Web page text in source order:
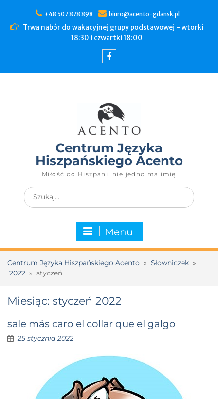
content
+48 507 878 898 biuro@acento-gdansk.pl
Trwa nabór do wakacyjnej grupy podstawowej - wtorki
18:30 i czwartki 18:00
Centrum Języka
Hiszpańskiego Acento
Miłość do Hiszpanii nie jedno ma imię
Search
for:
Menu
Centrum Języka Hiszpańskiego Acento » Słowniczek »
2022 » styczeń
Miesiąc: styczeń 2022
sale más caro el collar que el galgo
25 stycznia 2022